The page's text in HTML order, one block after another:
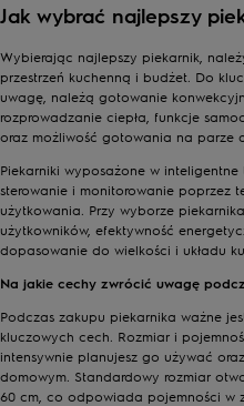
Jak wybrać najlepszy
Wybierając najlepszy piekarnik,
przestrzeń kuchenną i budżet. Do
uwagę, należą gotowanie
rozprowadzanie ciepła, funkcje
oraz możliwość gotowania na parze
Piekarniki wyposażone w
sterowanie i monitorowanie poprzez
użytkowania. Przy wyborze
użytkowników, efektywność
dopasowanie do wielkości i układu
Na jakie cechy zwrócić uwagę
Podczas zakupu piekarnika ważne
kluczowych cech. Rozmiar i
intensywnie planujesz go używać
domowym. Standardowy rozmiar
60 cm, co odpowiada pojemności w